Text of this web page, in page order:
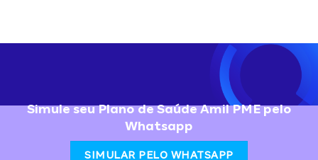
Simule seu Plano de Saúde Amil PME pelo
Whatsapp
SIMULAR PELO WHATSAPP